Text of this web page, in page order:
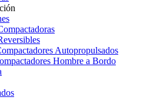
Autopropulsados
Hombre a Bordo